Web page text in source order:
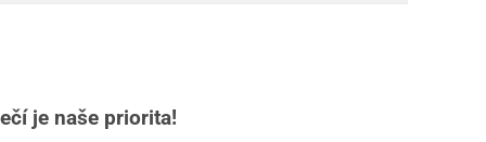
je naše priorita!